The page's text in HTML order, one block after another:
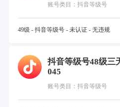
账号类目：抖音等级号
49级 - 抖音等级号 - 未认证 - 无违规
抖音等级号48级三
045
账号类目：抖音等级号